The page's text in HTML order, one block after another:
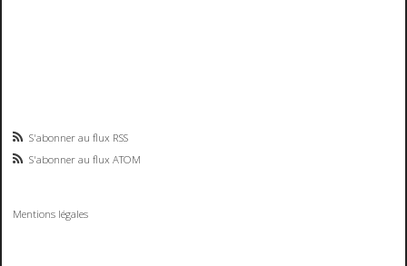
S'abonner au flux RSS
S'abonner au flux ATOM
Mentions légales